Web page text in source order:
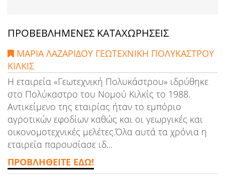
ΠΡΟΒΕΒΛΗΜΕΝΕΣ ΚΑΤΑΧΩΡΗΣΕΙΣ
ΜΑΡΙΑ ΛΑΖΑΡΙΔΟΥ ΓΕΩΤΕΧΝΙΚΗ ΠΟΛΥΚΑΣΤΡΟΥ
ΚΙΛΚΙΣ
Η εταιρεία «Γεωτεχνική Πολυκάστρου» ιδρύθηκε
στο Πολύκαστρο του Νομού Κιλκίς το 1988.
Αντικείμενο της εταιρίας ήταν το εμπόριο
αγροτικών εφοδίων καθώς και οι γεωργικές και
οικονομοτεχνικές μελέτες.Όλα αυτά τα χρόνια η
εταιρεία παρουσίασε ιδ...
ΠΡΟΒΛΗΘΕΙΤΕ ΕΔΩ!